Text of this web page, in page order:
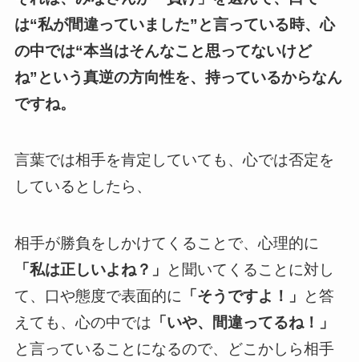
は“私が間違っていました”と言っている時、心
の中では“本当はそんなこと思ってないけど
ね”という真逆の方向性を、持っているからなん
ですね。
言葉では相手を肯定していても、心では否定を
しているとしたら、
相手が勝負をしかけてくることで、心理的に
「私は正しいよね？」
と聞いてくることに対し
て、口や態度で表面的に 「そうですよ！」
と答
えても、心の中では 「いや、間違ってるね！」
と言っていることになるので、どこかしら相手